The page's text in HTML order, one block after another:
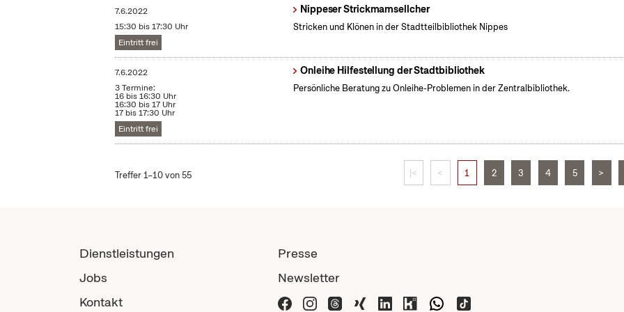
7.6.2022
15:30 bis 17:30 Uhr
Eintritt frei
Nippeser Strickmamsellcher
Stricken und Klönen in der Stadtteilbibliothek Nippes
7.6.2022
3 Termine:
16 bis 16:30 Uhr
16:30 bis 17 Uhr
17 bis 17:30 Uhr
Eintritt frei
Onleihe Hilfestellung der Stadtbibliothek
Persönliche Beratung zu Onleihe-Problemen in der Zentralbibliothek.
Treffer 1–10 von 55 |< < 1 2 3 4 5 >
Dienstleistungen
Jobs
Kontakt
Presse
Newsletter